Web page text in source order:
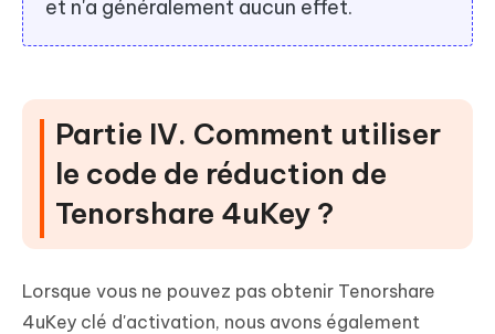
et n'a généralement aucun effet.
Partie IV. Comment utiliser
le code de réduction de
Tenorshare 4uKey ?
Lorsque vous ne pouvez pas obtenir Tenorshare
4uKey clé d'activation, nous avons également